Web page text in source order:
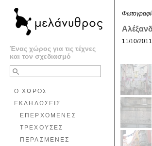
Ένας χώρος για τις τέχνες
και τον σχεδιασμό
Ο ΧΩΡΟΣ
ΕΚΔΗΛΩΣΕΙΣ
ΕΠΕΡΧΟΜΕΝΕΣ
ΤΡΕΧΟΥΣΕΣ
ΠΕΡΑΣΜΕΝΕΣ
11/10/